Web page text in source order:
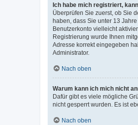
Ich habe mich registriert,
Überprüfen Sie zuerst, ob Sie
haben, dass Sie unter 13
Benutzerkonto vielleicht
Registrierung wurde Ihnen
Adresse korrekt eingegeben
Administrator.
Nach oben
Warum kann ich mich nicht
Dafür gibt es viele mögliche
nicht gesperrt wurden. Es ist
Nach oben